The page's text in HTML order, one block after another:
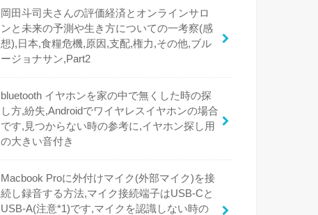
岡田斗司夫さんの評価経済とオンラインサロ
ンと未来の予測や生き方についての一考察(感
想),日本,食糧危機,原因,支配,権力,その他,ブル
ージョナサン,Part2
bluetooth イヤホンを家の中で無くした時の探
し方,紛失,Androidでワイヤレスイヤホンの場合
です,見つからない時の参考に,イヤホン探し用
の大きい音付き
Macbook Proに外付けマイク(外部マイク)を接
続し録音する方法,マイク接続端子はUSB-Cと
USB-A(注意*1)です,マイクを認識しない時の